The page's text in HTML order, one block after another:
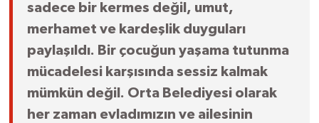
sadece bir kermes değil, umut,
merhamet ve kardeşlik duyguları
paylaşıldı. Bir çocuğun yaşama tutunma
mücadelesi karşısında sessiz kalmak
mümkün değil. Orta Belediyesi olarak
her zaman evladımızın ve ailesinin